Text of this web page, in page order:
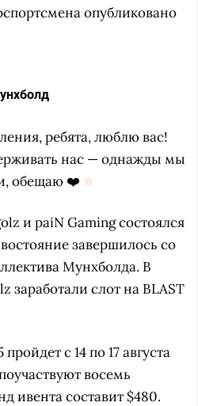
опубликовано
ребята, люблю вас!
нас — однажды мы
обещаю ❤️
и paiN Gaming состоялся
завершилось со
Мунхболда. В
заработали слот на BLAST
с 14 по 17 августа
восемь
ивента составит $480.